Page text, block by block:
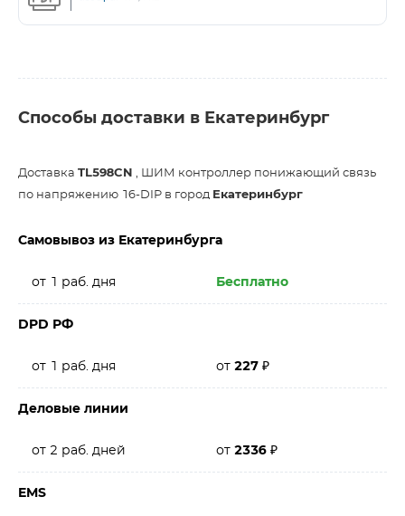
Способы доставки в Екатеринбург
Доставка TL598CN , ШИМ контроллер понижающий связь
по напряжению 16-DIP в город Екатеринбург
Самовывоз из Екатеринбурга
от 1 раб. дня Бесплатно
DPD РФ
от 1 раб. дня от 227 ₽
Деловые линии
от 2 раб. дней от 2336 ₽
EMS